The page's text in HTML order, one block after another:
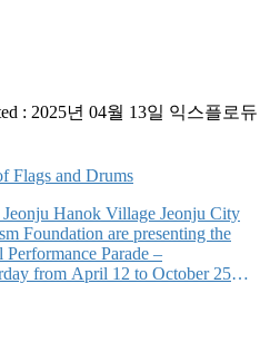
: 2025년 04월 13일 익스플로듀
Flags and Drums
Hanok Village Jeonju City
Foundation are presenting the
Parade –
from April 12 to October 25